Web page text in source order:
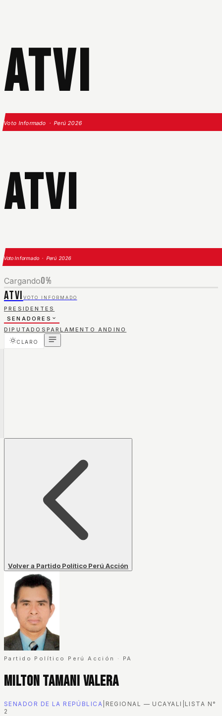
ATVI
Voto Informado · Perú 2026
ATVI
Voto Informado · Perú 2026
Cargando0%
ATVI VOTO INFORMADO
PRESIDENTES
SENADORES
DIPUTADOS PARLAMENTO ANDINO
CLARO
Volver a Partido Político Perú Acción
Partido Político Perú Acción · PA
Milton Tamani Valera
SENADOR DE LA REPÚBLICA REGIONAL — UCAYALI LISTA N°
2